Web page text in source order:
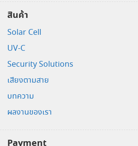
สินค้า
Solar Cell
UV-C
Security Solutions
เสียงตามสาย
บทความ
ผลงานของเรา